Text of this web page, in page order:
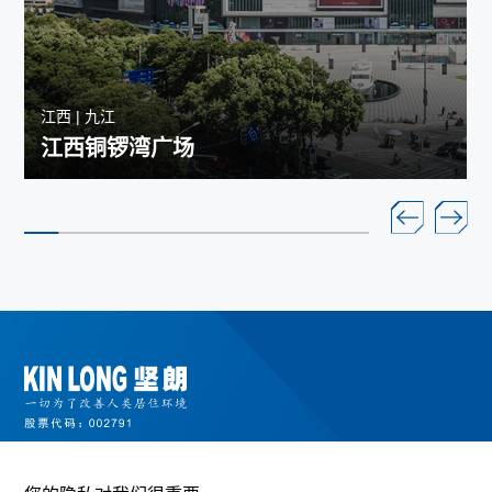
江西 | 九江
江西铜锣湾广场